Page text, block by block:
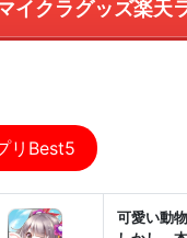
イクラグッズ楽天
リBest5